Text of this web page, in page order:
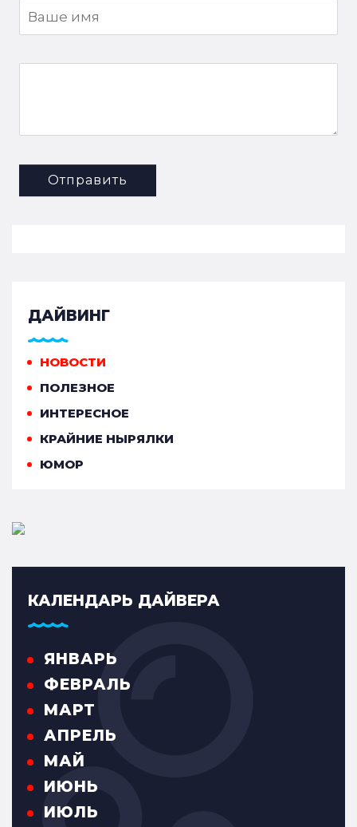
Отправить
ДАЙВИНГ
НОВОСТИ
ПОЛЕЗНОЕ
ИНТЕРЕСНОЕ
КРАЙНИЕ НЫРЯЛКИ
ЮМОР
КАЛЕНДАРЬ ДАЙВЕРА
ЯНВАРЬ
ФЕВРАЛЬ
МАРТ
АПРЕЛЬ
МАЙ
ИЮНЬ
ИЮЛЬ